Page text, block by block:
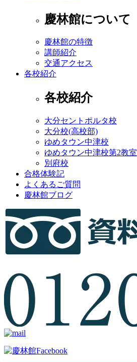
慶林館について
慶林館の特徴
講師紹介
交通アクセス
各校紹介
各校紹介
大分セントポルタ校
大分校(高校部)
ゆめタウン中津校
ゆめタウン中津校第2教室
別府校
合格体験記
よくあるご質問
慶林館ブログ